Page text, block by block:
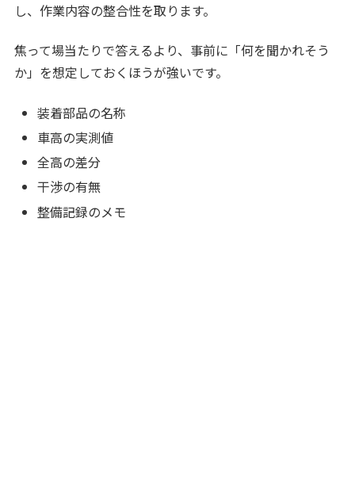
し、作業内容の整合性を取ります。
焦って場当たりで答えるより、事前に「何を聞かれそう
か」を想定しておくほうが強いです。
装着部品の名称
車高の実測値
全高の差分
干渉の有無
整備記録のメモ